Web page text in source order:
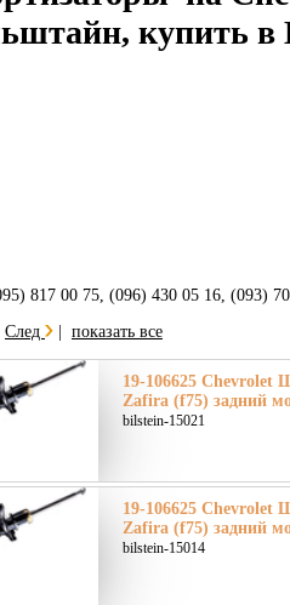
купить в
817 00 75, (096) 430 05 16, (093)
След | показать все
19-106625 Chevrolet
Zafira (f75) задний
bilstein-15021
19-106625 Chevrolet
Zafira (f75) задний
bilstein-15014